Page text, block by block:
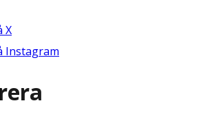
X
Instagram